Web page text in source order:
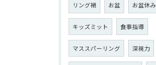
リング禍 お盆 お盆休み
キッズミット 食事指導
マススパーリング 深視力